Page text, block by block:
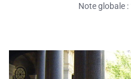
Note globale